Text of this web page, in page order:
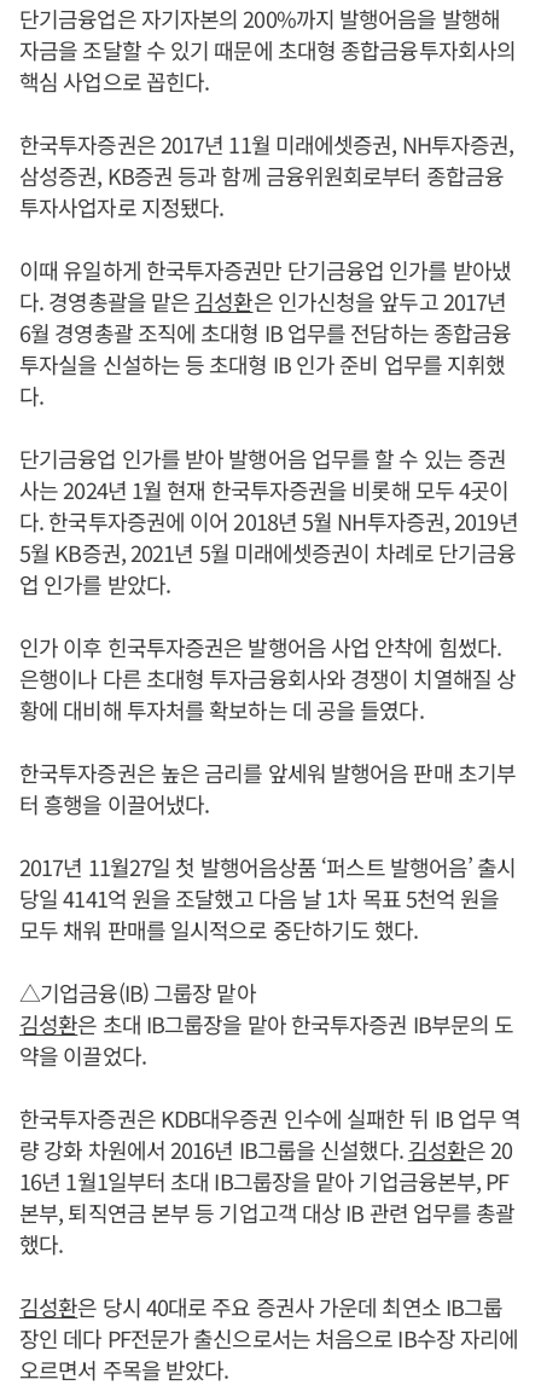
단기금융업은 자기자본의 200%까지 발행어음을 발행해
자금을 조달할 수 있기 때문에 초대형 종합금융투자회사의
핵심 사업으로 꼽힌다.
한국투자증권은 2017년 11월 미래에셋증권, NH투자증권,
삼성증권, KB증권 등과 함께 금융위원회로부터 종합금융
투자사업자로 지정됐다.
이때 유일하게 한국투자증권만 단기금융업 인가를 받아냈
다. 경영총괄을 맡은김성환은 인가신청을 앞두고 2017년
6월 경영총괄 조직에 초대형 IB 업무를 전담하는 종합금융
투자실을 신설하는 등 초대형 IB 인가 준비 업무를 지휘했
다.
단기금융업 인가를 받아 발행어음 업무를 할 수 있는 증권
사는 2024년 1월 현재 한국투자증권을 비롯해 모두 4곳이
다. 한국투자증권에 이어 2018년 5월 NH투자증권, 2019년
5월 KB증권, 2021년 5월 미래에셋증권이 차례로 단기금융
업 인가를 받았다.
인가 이후 힌국투자증권은 발행어음 사업 안착에 힘썼다.
은행이나 다른 초대형 투자금융회사와 경쟁이 치열해질 상
황에 대비해 투자처를 확보하는 데 공을 들였다.
한국투자증권은 높은 금리를 앞세워 발행어음 판매 초기부
터 흥행을 이끌어냈다.
2017년 11월27일 첫 발행어음상품 ‘퍼스트 발행어음’ 출시
당일 4141억 원을 조달했고 다음 날 1차 목표 5천억 원을
모두 채워 판매를 일시적으로 중단하기도 했다.
△기업금융(IB) 그룹장 맡아
김성환은 초대 IB그룹장을 맡아 한국투자증권 IB부문의 도
약을 이끌었다.
한국투자증권은 KDB대우증권 인수에 실패한 뒤 IB 업무 역
량 강화 차원에서 2016년 IB그룹을 신설했다.김성환은 20
16년 1월1일부터 초대 IB그룹장을 맡아 기업금융본부, PF
본부, 퇴직연금 본부 등 기업고객 대상 IB 관련 업무를 총괄
했다.
김성환은 당시 40대로 주요 증권사 가운데 최연소 IB그룹
장인 데다 PF전문가 출신으로서는 처음으로 IB수장 자리에
오르면서 주목을 받았다.